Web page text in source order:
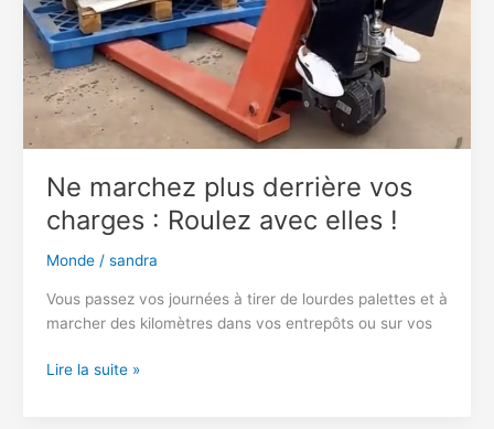
Ne marchez plus derrière vos
charges : Roulez avec elles !
Monde/ sandra
Vous passez vos journées à tirer de lourdes palettes et à
marcher des kilomètres dans vos entrepôts ou sur vos
Ne
Lire la suite »